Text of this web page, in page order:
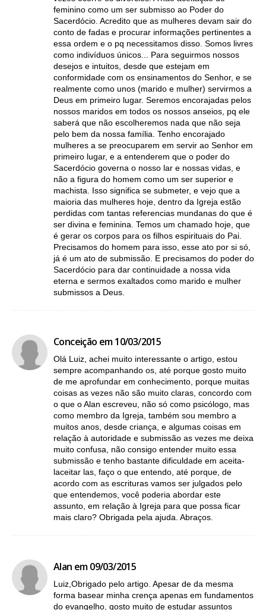
feminino como um ser submisso ao Poder do
Sacerdócio. Acredito que as mulheres devam sair do
conto de fadas e procurar informações pertinentes a
essa ordem e o pq necessitamos disso. Somos livres
como indivíduos únicos... Para seguirmos nossos
desejos e intuitos, desde que estejam em
conformidade com os ensinamentos do Senhor, e se
realmente como unos (marido e mulher) servirmos a
Deus em primeiro lugar. Seremos encorajadas pelos
nossos maridos em todos os nossos anseios, pq ele
saberá que não escolheremos nada que não seja
pelo bem da nossa família. Tenho encorajado
mulheres a se preocuparem em servir ao Senhor em
primeiro lugar, e a entenderem que o poder do
Sacerdócio governa o nosso lar e nossas vidas, e
não a figura do homem como um ser superior e
machista. Isso significa se submeter, e vejo que a
maioria das mulheres hoje, dentro da Igreja estão
perdidas com tantas referencias mundanas do que é
ser divina e feminina. Temos um chamado hoje, que
é gerar os corpos para os filhos espirituais do Pai.
Precisamos do homem para isso, esse ato por si só,
já é um ato de submissão. E precisamos do poder do
Sacerdócio para dar continuidade a nossa vida
eterna e sermos exaltados como marido e mulher
submissos a Deus.
Conceição em 10/03/2015
Olá Luiz, achei muito interessante o artigo, estou
sempre acompanhando os, até porque gosto muito
de me aprofundar em conhecimento, porque muitas
coisas as vezes não são muito claras, concordo com
o que o Alan escreveu, não só como psicólogo, mas
como membro da Igreja, também sou membro a
muitos anos, desde criança, e algumas coisas em
relação à autoridade e submissão as vezes me deixa
muito confusa, não consigo entender muito essa
submissão e tenho bastante dificuldade em aceita-
laceitar las, faço o que entendo, até porque, de
acordo com as escrituras vamos ser julgados pelo
que entendemos, você poderia abordar este
assunto, em relação à Igreja para que possa ficar
mais claro? Obrigada pela ajuda. Abraços.
Alan em 09/03/2015
Luiz,Obrigado pelo artigo. Apesar de da mesma
forma basear minha crença apenas em fundamentos
do evangelho, gosto muito de estudar assuntos